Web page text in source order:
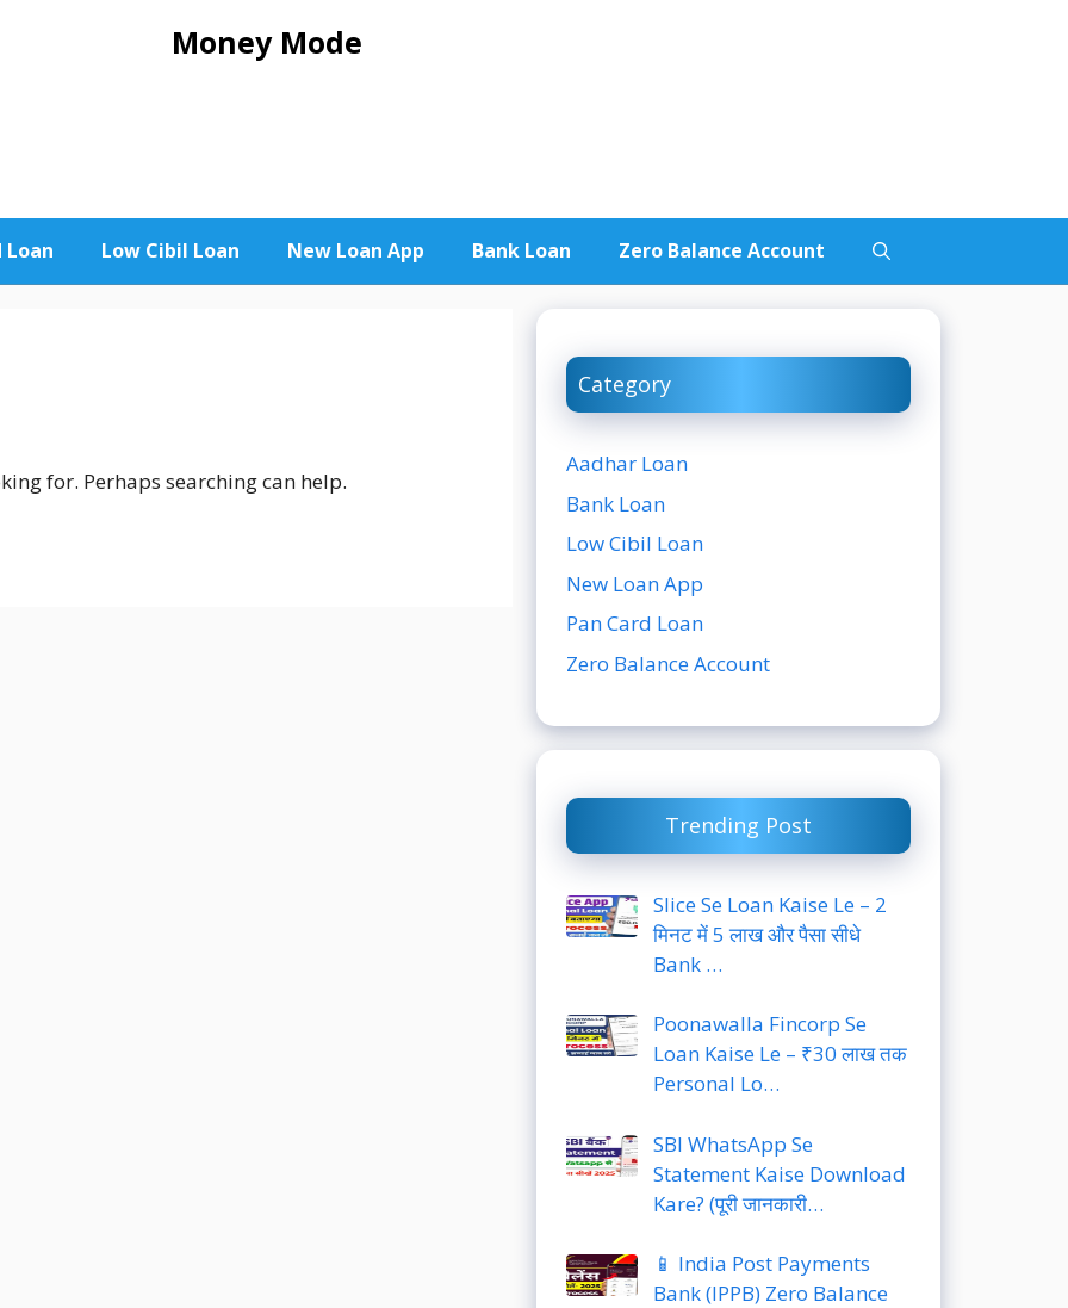
Money Mode
Loan Low Cibil Loan New Loan App Bank Loan Zero Balance Account
for. Perhaps searching can help.
Category
Aadhar Loan
Bank Loan
Low Cibil Loan
New Loan App
Pan Card Loan
Zero Balance Account
Trending Post
Slice Se Loan Kaise Le – 2
मिनट में 5 लाख और पैसा सीधे
Bank …
Poonawalla Fincorp Se
Loan Kaise Le – ₹30 लाख तक
Personal Lo…
SBI WhatsApp Se
Statement Kaise Download
Kare? (पूरी जानकारी…
📱 India Post Payments
Bank (IPPB) Zero Balance